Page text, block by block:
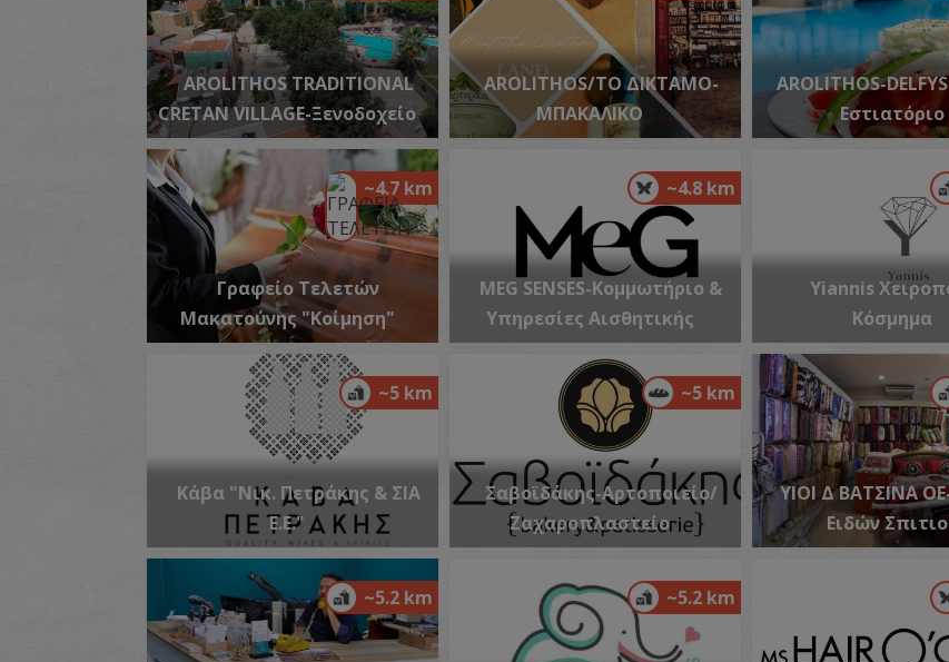
AROLITHOS TRADITIONAL
CRETAN VILLAGE-Ξενοδοχείο
AROLITHOS/ΤΟ ΔΙΚΤΑΜΟ-
ΜΠΑΚΑΛΙΚΟ
AROLITHOS-
Εστιατόριο
~4.7 km
Γραφείο Τελετών
Μακατούνης "Κοίμηση"
~4.8 km
MEG SENSES-Κομμωτήριο &
Υπηρεσίες Αισθητικής
Yiannis
Κόσμημα
~5 km
Κάβα "Νικ. Πετράκης & ΣΙΑ
Ε.Ε."
~5 km
Σαβοϊδάκης-Αρτοποιείο/
Ζαχαροπλαστείο
ΥΙΟΙ Δ ΒΑΤΣΙΝΑ
Ειδών
~5.2 km ~5.2 km